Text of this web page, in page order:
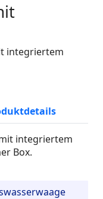
integriertem
integriertem
Box.